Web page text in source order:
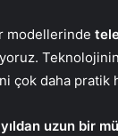
modellerinde
Teknolojinin
çok daha pratik
uzun bir